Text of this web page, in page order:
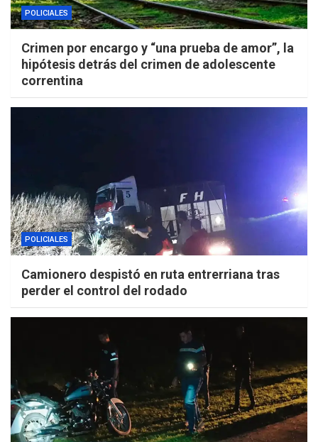
POLICIALES
Crimen por encargo y “una prueba de amor”, la
hipótesis detrás del crimen de adolescente
correntina
POLICIALES
Camionero despistó en ruta entrerriana tras
perder el control del rodado